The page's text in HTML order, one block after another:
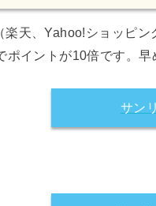
楽天、Yahoo!ショッピ
ポイントが10倍です。早
サン